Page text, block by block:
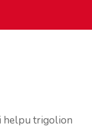
helpu trigolion